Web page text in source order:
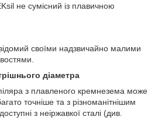
не сумісний із плавичною
своїми надзвичайно малими
діаметра
з плавленого кремнезема може
точніше та з різноманітнішим
з неіржавкої сталі (див.